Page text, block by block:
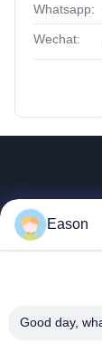
Whatsapp:
Wechat:
Eason
Good day,